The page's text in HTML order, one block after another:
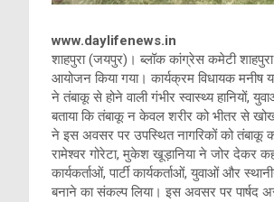
www.daylifenews.in
शाहपुरा (जयपुर)। ब्लॉक कांग्रेस कमेटी शाहपुरा
आयोजन किया गया। कार्यक्रम विधायक मनीष
ने तंबाकू से होने वाली गंभीर स्वास्थ्य हानियों,
बताया कि तंबाकू न केवल शरीर को भीतर से
ने इस अवसर पर उपस्थित नागरिकों को तंबाकू
रामेश्वर गोरेटा, मुकेश खूड़ानिया ने जोर देकर
कार्यकर्ताओं, पार्टी कार्यकर्ताओं, युवाओं और
बनाने का संकल्प लिया। इस अवसर पर पार्षद